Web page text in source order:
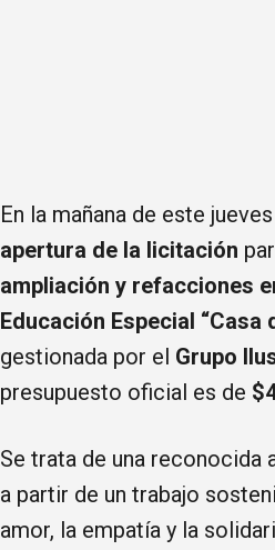
En la mañana de este
apertura de la licitación
ampliación y refacciones
Educación Especial “Casa
gestionada por el Grupo
presupuesto oficial es de
Se trata de una reconocida
a partir de un trabajo
amor, la empatía y la